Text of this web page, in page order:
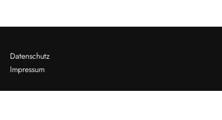
Datenschutz
Impressum